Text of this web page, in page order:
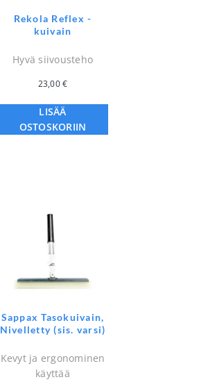
Rekola Reflex -
kuivain
Hyvä siivousteho
23,00€
LISÄÄ
OSTOSKORIIN
Sappax Tasokuivain,
Nivelletty (sis. varsi)
Kevyt ja ergonominen
käyttää